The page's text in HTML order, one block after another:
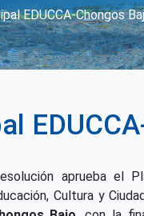
la
EDUCCA-Chongos
aprueba el
Cultura y